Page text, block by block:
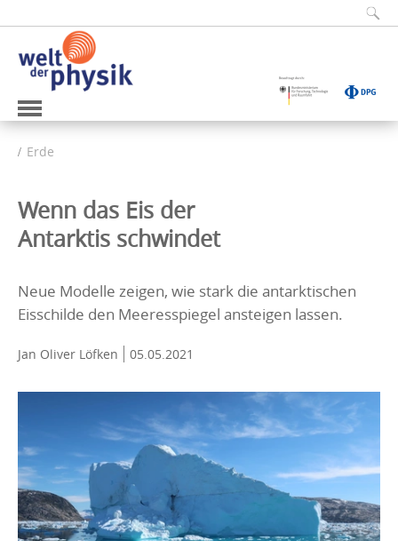
Erde
Wenn das Eis der
Antarktis schwindet
Neue Modelle zeigen, wie stark die antarktischen
Eisschilde den Meeresspiegel ansteigen lassen.
Jan Oliver Löfken 05.05.2021